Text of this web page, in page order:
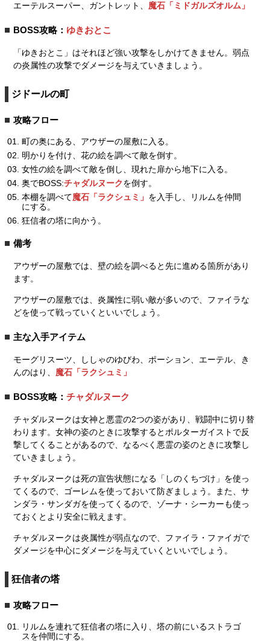
エーテルスーパー、ガントレット、 魔石「ミドガルズオルム」
BOSS攻略： ゆきおとこ
「ゆきおとこ」はそれほど強い攻撃をしかけてきません。弱点
の炎属性の攻撃でダメージを与えていきましょう。
ジドールの町
攻略フロー
町の奥にある、アウザーの屋敷に入る。
明かりを付け、花の絵を調べて敵を倒す。
女性の絵を調べて敵を倒し、現れた扉から地下に入る。
奥でBOSS:チャダルヌークを倒す。
本棚を調べて魔石「ラクシュミ」 を入手し、リルムを仲間
にする。
狂信者の塔に向かう。
備考
アウザーの屋敷では、壁の絵を調べると先に進める箇所があり
ます。
アウザーの屋敷では、炎属性に弱い敵が多いので、ファイラな
どを使って戦っていくといいでしょう。
主な入手アイテム
モーグリスーツ、ししゃのゆびわ、ポーション、エーテル、き
んのはり、 魔石「ラクシュミ」
BOSS攻略： チャダルヌーク
チャダルヌークは女神と悪霊の2つの姿があり、戦闘中に切り替
わります。女神の姿のときに攻撃するとポルターガイストで反
撃してくることがあるので、なるべく悪霊の姿のときに攻撃し
ていきましょう。
チャダルヌークは死の宣告状態になる「しのくちづけ」を使っ
てくるので、ゴーレムを使っておいて防ぎましょう。また、サ
ンダラ・サンダガを使ってくるので、ゾーナ・シーカーも使っ
ておくとより安全に戦えます。
チャダルヌークは炎属性が弱点なので、ファイラ・ファイガで
ダメージを中心にダメージを与えていくといいでしょう。
狂信者の塔
攻略フロー
リルムを連れて狂信者の塔に入り、塔の前にいるストラゴ
スを仲間にする。